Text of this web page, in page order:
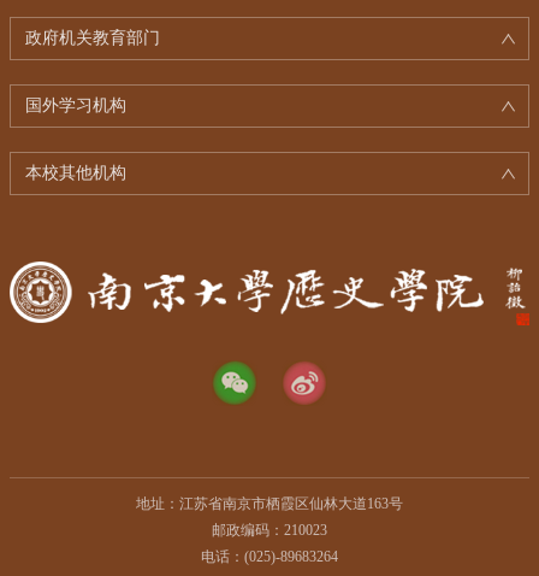
政府机关教育部门
国外学习机构
本校其他机构
地址：江苏省南京市栖霞区仙林大道163号
邮政编码：210023
电话：(025)-89683264